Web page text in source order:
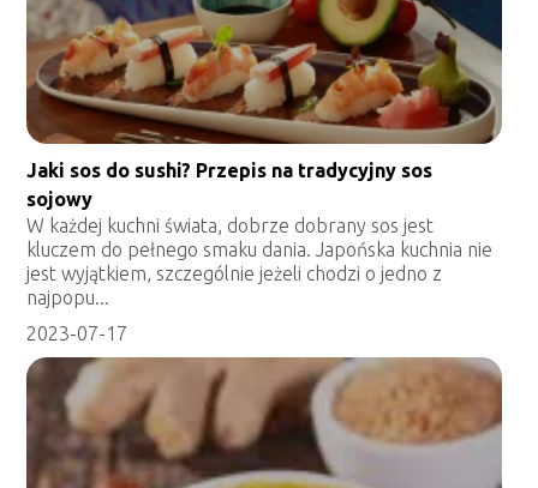
Jaki sos do sushi? Przepis na tradycyjny sos
sojowy
W każdej kuchni świata, dobrze dobrany sos jest
kluczem do pełnego smaku dania. Japońska kuchnia nie
jest wyjątkiem, szczególnie jeżeli chodzi o jedno z
najpopu...
2023-07-17